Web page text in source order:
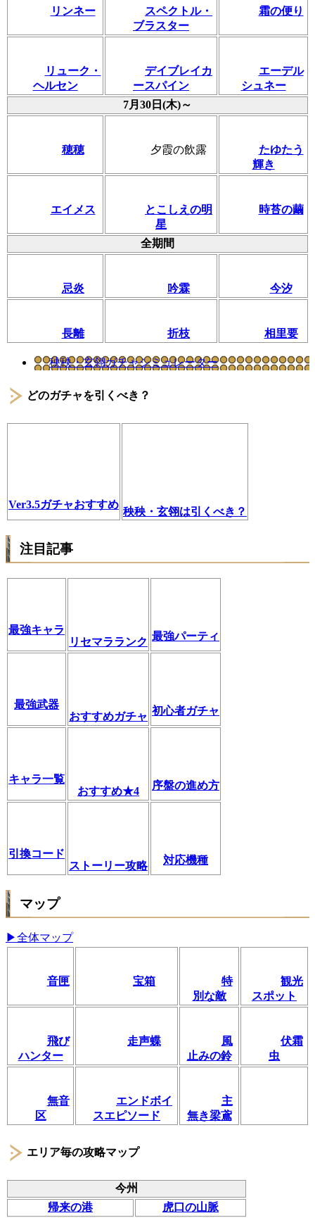
リンネー
スペクトル・
ブラスター
霜の便り
リューク・
ヘルセン
デイブレイカ
ースパイン
エーデル
シュネー
7月30日(木)～
穂穂 夕霞の飲露
たゆたう
輝き
エイメス
とこしえの明
星
時苔の繭
全期間
忌炎 吟霖 今汐
長離 折枝 相里要
秧秧・玄翎ガチャシミュレーター
どのガチャを引くべき？
Ver3.5ガチャおすすめ
秧秧・玄翎は引くべき？
注目記事
最強キャラ
リセマラランク 最強パーティ
最強武器
おすすめガチャ 初心者ガチャ
キャラ一覧
おすすめ★4
序盤の進め方
引換コード
ストーリー攻略
対応機種
マップ
▶全体マップ
音匣 宝箱
特
別な敵
観光
スポット
飛び
ハンター
走声蝶
風
止みの鈴
伏霜
虫
無音
区
エンドボイ
スエピソード
主
無き梁鳶
エリア毎の攻略マップ
今州
帰来の港
虎口の山脈